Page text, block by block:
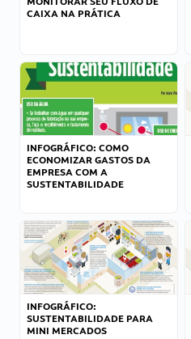
CAIXA NA PRÁTICA
INFOGRÁFICO: COMO
ECONOMIZAR GASTOS DA
EMPRESA COM A
SUSTENTABILIDADE
INFOGRÁFICO:
SUSTENTABILIDADE PARA
MINI MERCADOS